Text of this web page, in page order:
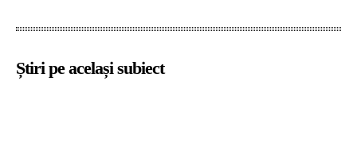
Știri pe același subiect